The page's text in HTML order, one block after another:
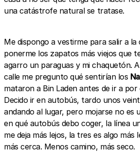
una catástrofe natural se tratase.
Me dispongo a vestirme para salir a la
ponerme los zapatos más viejos que
agarro un paraguas y mi chaquetón.
calle me pregunto qué sentirían los
mataron a Bin Laden antes de ir a
Decido ir en autobús, tardo unos
andando al lugar, pero mojarse no es
en qué autobús debo coger, la línea
me deja más lejos, la tres es algo más
más cerca. Menos camino, más seco.